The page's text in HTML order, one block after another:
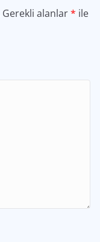
Gerekli alanlar* ile